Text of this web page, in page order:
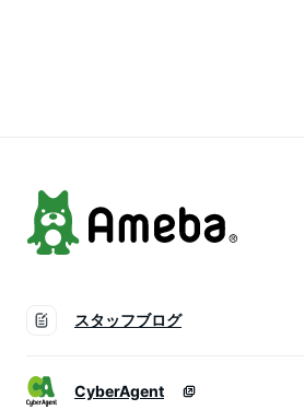
Android/iPhoneに対
応 銀
スタッフブログ
CyberAgent